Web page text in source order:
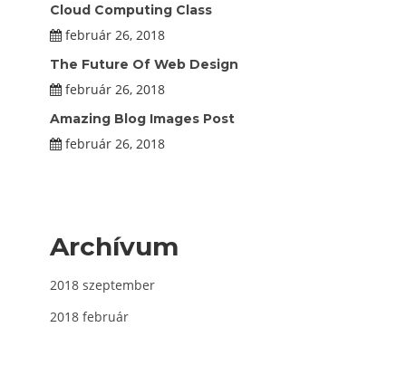
Cloud Computing Class
február 26, 2018
The Future Of Web Design
február 26, 2018
Amazing Blog Images Post
február 26, 2018
Archívum
2018 szeptember
2018 február